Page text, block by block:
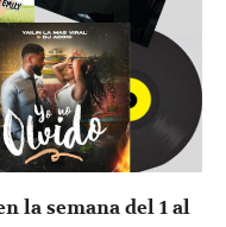
la semana del 1 al